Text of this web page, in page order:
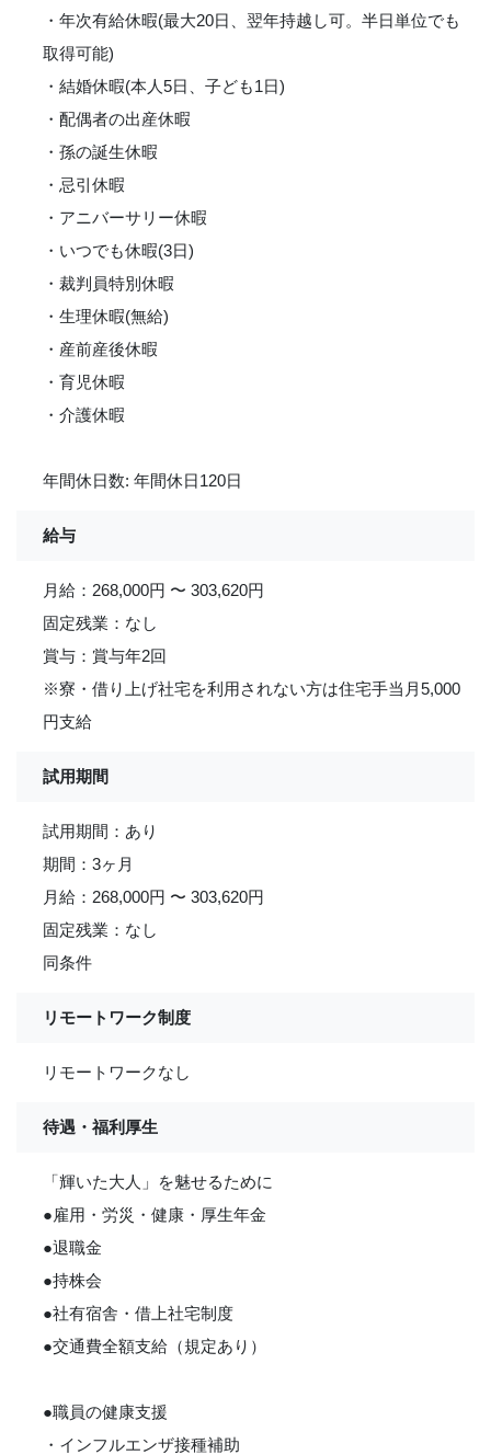
・年次有給休暇(最大20日、翌年持越し可。半日単位でも
取得可能)
・結婚休暇(本人5日、子ども1日)
・配偶者の出産休暇
・孫の誕生休暇
・忌引休暇
・アニバーサリー休暇
・いつでも休暇(3日)
・裁判員特別休暇
・生理休暇(無給)
・産前産後休暇
・育児休暇
・介護休暇
年間休日数: 年間休日120日
給与
月給：268,000円 〜 303,620円
固定残業：なし
賞与：賞与年2回
※寮・借り上げ社宅を利用されない方は住宅手当月5,000
円支給
試用期間
試用期間：あり
期間：3ヶ月
月給：268,000円 〜 303,620円
固定残業：なし
同条件
リモートワーク制度
リモートワークなし
待遇・福利厚生
「輝いた大人」を魅せるために
●雇用・労災・健康・厚生年金
●退職金
●持株会
●社有宿舎・借上社宅制度
●交通費全額支給（規定あり）
●職員の健康支援
・インフルエンザ接種補助